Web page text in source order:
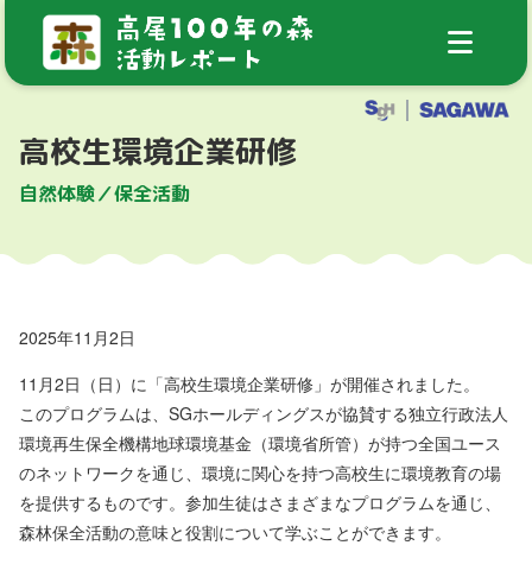
高校生環境企業研修
自然体験／保全活動
2025年11月2日
11月2日（日）に「高校生環境企業研修」が開催されました。
このプログラムは、SGホールディングスが協賛する独立行政法人
環境再生保全機構地球環境基金（環境省所管）が持つ全国ユース
のネットワークを通じ、環境に関心を持つ高校生に環境教育の場
を提供するものです。参加生徒はさまざまなプログラムを通じ、
森林保全活動の意味と役割について学ぶことができます。